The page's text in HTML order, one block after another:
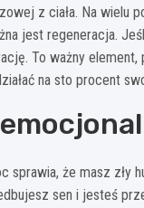
z ciała. Na wielu
jest regeneracja.
To ważny
na sto procent
sprawia, że masz
sen i jesteś